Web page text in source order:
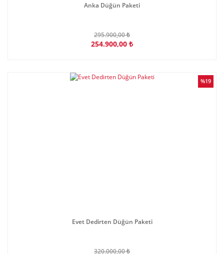
Anka Düğün Paketi
295.900,00 ₺
254.900,00 ₺
%19
Evet Dedirten Düğün Paketi
320.000,00 ₺